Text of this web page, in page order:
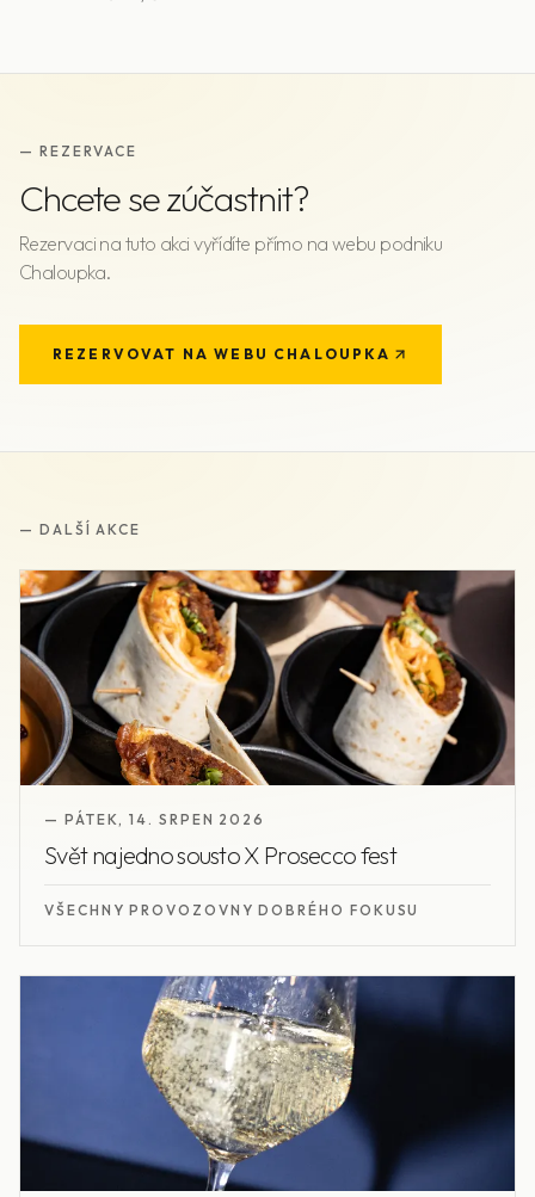
— REZERVACE
Chcete se zúčastnit?
Rezervaci na tuto akci vyřídíte přímo na webu podniku
Chaloupka.
REZERVOVAT NA WEBU CHALOUPKA
— DALŠÍ AKCE
— PÁTEK,14. SRPEN 2026
Svět na jedno sousto X Prosecco fest
VŠECHNY PROVOZOVNY DOBRÉHO FOKUSU